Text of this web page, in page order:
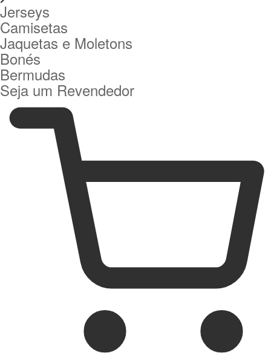
Jerseys
Camisetas
Jaquetas e Moletons
Bonés
Bermudas
Seja um Revendedor